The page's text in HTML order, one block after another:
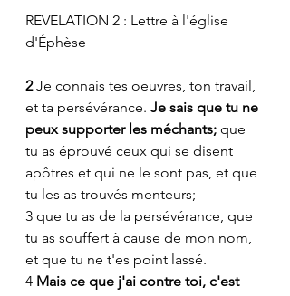
REVELATION 2 : Lettre à l'église
d'Éphèse
2 Je connais tes oeuvres, ton travail,
et ta persévérance. Je sais que tu ne
peux supporter les méchants; que
tu as éprouvé ceux qui se disent
apôtres et qui ne le sont pas, et que
tu les as trouvés menteurs;
3 que tu as de la persévérance, que
tu as souffert à cause de mon nom,
et que tu ne t'es point lassé.
4 Mais ce que j'ai contre toi, c'est